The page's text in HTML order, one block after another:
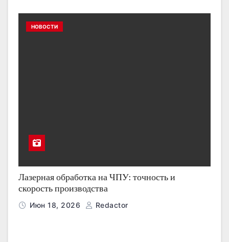
НОВОСТИ
Лазерная обработка на ЧПУ: точность и
скорость производства
Июн 18, 2026 Redactor